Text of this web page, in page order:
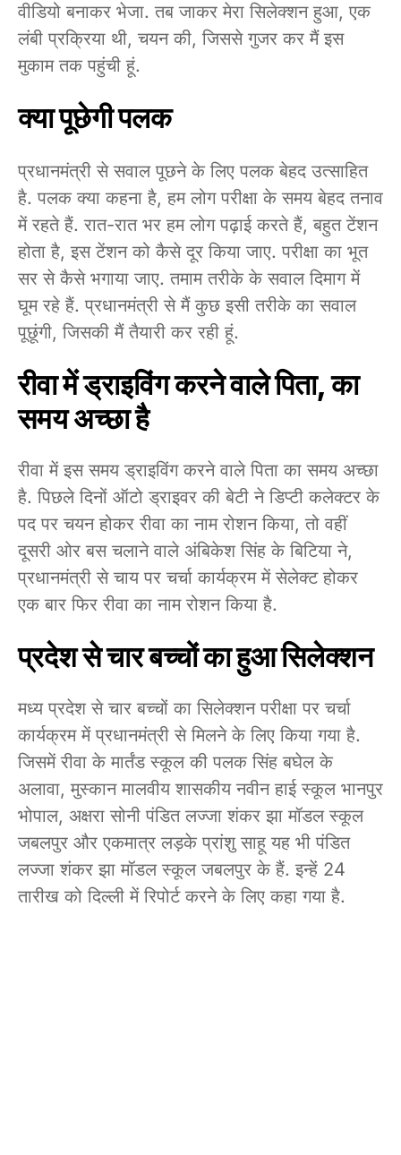
वीडियो बनाकर भेजा. तब जाकर मेरा सिलेक्शन हुआ, एक
लंबी प्रक्रिया थी, चयन की, जिससे गुजर कर मैं इस
मुकाम तक पहुंची हूं.
क्या पूछेगी पलक
प्रधानमंत्री से सवाल पूछने के लिए पलक बेहद उत्साहित
है. पलक क्या कहना है, हम लोग परीक्षा के समय बेहद तनाव
में रहते हैं. रात-रात भर हम लोग पढ़ाई करते हैं, बहुत टेंशन
होता है, इस टेंशन को कैसे दूर किया जाए. परीक्षा का भूत
सर से कैसे भगाया जाए. तमाम तरीके के सवाल दिमाग में
घूम रहे हैं. प्रधानमंत्री से मैं कुछ इसी तरीके का सवाल
पूछूंगी, जिसकी मैं तैयारी कर रही हूं.
रीवा में ड्राइविंग करने वाले पिता, का
समय अच्छा है
रीवा में इस समय ड्राइविंग करने वाले पिता का समय अच्छा
है. पिछले दिनों ऑटो ड्राइवर की बेटी ने डिप्टी कलेक्टर के
पद पर चयन होकर रीवा का नाम रोशन किया, तो वहीं
दूसरी ओर बस चलाने वाले अंबिकेश सिंह के बिटिया ने,
प्रधानमंत्री से चाय पर चर्चा कार्यक्रम में सेलेक्ट होकर
एक बार फिर रीवा का नाम रोशन किया है.
प्रदेश से चार बच्चों का हुआ सिलेक्शन
मध्य प्रदेश से चार बच्चों का सिलेक्शन परीक्षा पर चर्चा
कार्यक्रम में प्रधानमंत्री से मिलने के लिए किया गया है.
जिसमें रीवा के मार्तंड स्कूल की पलक सिंह बघेल के
अलावा, मुस्कान मालवीय शासकीय नवीन हाई स्कूल भानपुर
भोपाल, अक्षरा सोनी पंडित लज्जा शंकर झा मॉडल स्कूल
जबलपुर और एकमात्र लड़के प्रांशु साहू यह भी पंडित
लज्जा शंकर झा मॉडल स्कूल जबलपुर के हैं. इन्हें 24
तारीख को दिल्ली में रिपोर्ट करने के लिए कहा गया है.